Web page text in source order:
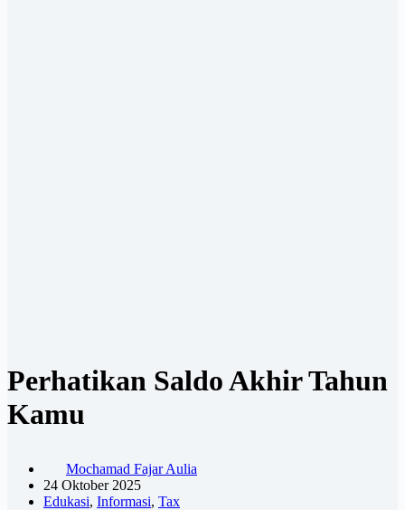
Perhatikan Saldo Akhir Tahun
Kamu
Mochamad Fajar Aulia
24 Oktober 2025
Edukasi, Informasi, Tax